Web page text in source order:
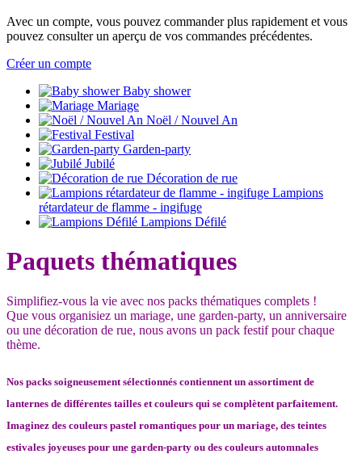
Avec un compte, vous pouvez commander plus rapidement et vous
pouvez consulter un aperçu de vos commandes précédentes.
Créer un compte
Baby shower
Mariage
Noël / Nouvel An
Festival
Garden-party
Jubilé
Décoration de rue
Lampions
rétardateur de flamme - ingifuge
Lampions Défilé
Paquets thématiques
Simplifiez-vous la vie avec nos packs thématiques complets !
Que vous organisiez un mariage, une garden-party, un anniversaire
ou une décoration de rue, nous avons un pack festif pour chaque
thème.
Nos packs soigneusement sélectionnés contiennent un assortiment de
lanternes de différentes tailles et couleurs qui se complètent parfaitement.
Imaginez des couleurs pastel romantiques pour un mariage, des teintes
estivales joyeuses pour une garden-party ou des couleurs automnales